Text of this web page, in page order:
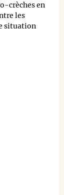
crèches en
les
situation